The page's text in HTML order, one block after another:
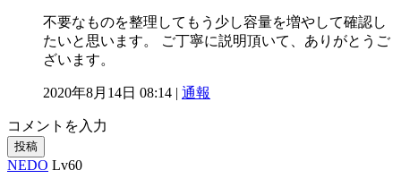
不要なものを整理してもう少し容量を増やして確認し
たいと思います。 ご丁寧に説明頂いて、ありがとうご
ざいます。
2020年8月14日 08:14 | 通報
コメントを入力
投稿
NEDO Lv60